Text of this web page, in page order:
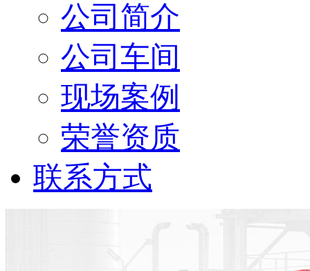
公司简介
公司车间
现场案例
荣誉资质
联系方式